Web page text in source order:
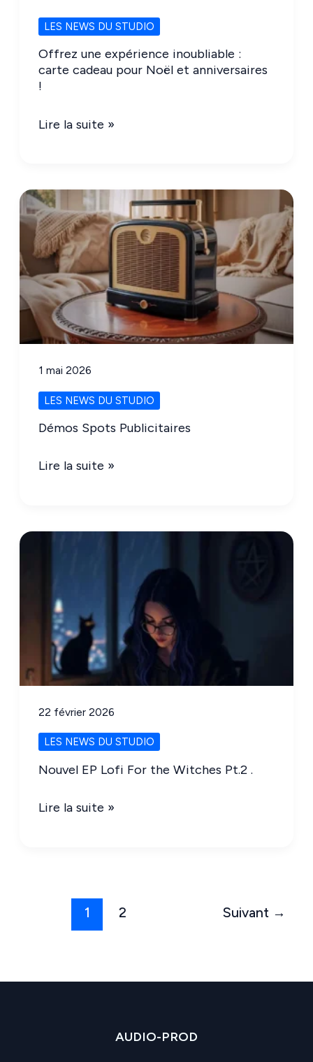
LES NEWS DU STUDIO
Offrez une expérience inoubliable :
carte cadeau pour Noël et anniversaires
!
Offrez
inoubliable
:
carte
cadeau
pour
Noël
et
anniversaires
Lire la suite »
1 mai 2026
LES NEWS DU STUDIO
Démos Spots Publicitaires
Démos
Lire la suite »
22 février 2026
LES NEWS DU STUDIO
Nouvel EP Lofi For the Witches Pt.2 .
Nouvel
Witches
Lire la suite »
1 2 Suivant →
AUDIO-PROD